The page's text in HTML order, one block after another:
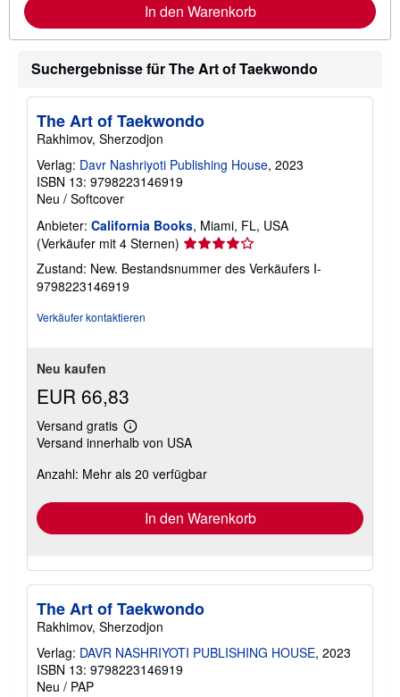
n
f
o
m
t
n
r
s
n
In den Warenkorb
Suchergebnisse für The Art of Taekwondo
The Art of Taekwondo
Rakhimov, Sherzodjon
Verlag: Davr Nashriyoti Publishing House, 2023
ISBN 13: 9798223146919
Neu / Softcover
Anbieter: California Books, Miami, FL, USA
(Verkäufer mit 4 Sternen) Verkäuferbewertung
von
Zustand: New. Bestandsnummer des Verkäufers I-
9798223146919
Verkäufer kontaktieren
Neu kaufen
EUR 66,83
Versand gratis
Weitere
Informationen
Versandkosten
Versand innerhalb von USA
Anzahl: Mehr als 20 verfügbar
In den Warenkorb
The Art of Taekwondo
Rakhimov, Sherzodjon
Verlag: DAVR NASHRIYOTI PUBLISHING HOUSE, 2023
ISBN 13: 9798223146919
Neu / PAP